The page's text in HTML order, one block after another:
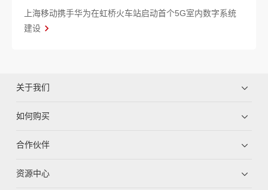
上海移动携手华为在虹桥火车站启动首个5G室内数字系统
建设
关于我们
如何购买
合作伙伴
资源中心